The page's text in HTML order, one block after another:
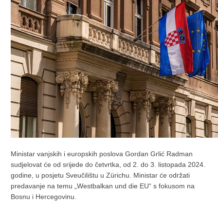
Ministar vanjskih i europskih poslova Gordan Grlić Radman
sudjelovat će od srijede do četvrtka, od 2. do 3. listopada 2024.
godine, u posjetu Sveučilištu u Zürichu. Ministar će održati
predavanje na temu „Westbalkan und die EU“ s fokusom na
Bosnu i Hercegovinu.